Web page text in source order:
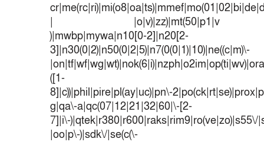
| |o|v)|zz)|mt(50|p1|v
)|mwbp|mywa|n10[0-2]|n20[2-
3]|n30(0|2)|n50(0|2|5)|n7(0(0|1)|10)|ne((c|m)\-
([1-
8]|c))|phil|pire|pl(ay|uc)|pn\-
g|qa\-a|qc(07|12|21|32|60|\-[2-
7]|i\-)|qtek|r380|r600|raks|rim9|ro(ve|zo)|s55\/
|oo|p\-)|sdk\/|se(c(\-